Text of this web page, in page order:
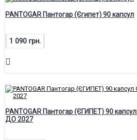
PANTOGAR Пантогар (Єгипет) 90 капсул
1 090 грн.
PANTOGAR Пантогар (ЄГИПЕТ) 90
ДО 2027